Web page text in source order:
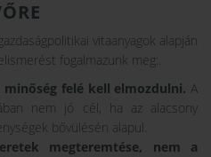
vitaanyagok alapján
fogalmazunk meg:.
felé kell elmozdulni. A
nem jó cél, ha az alacsony
bővülésén alapul.
megteremtése, nem a